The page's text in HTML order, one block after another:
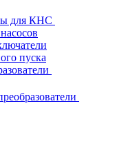
для КНС
пуска